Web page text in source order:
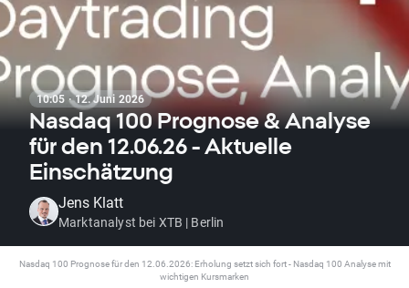
10:05 · 12. Juni 2026
Nasdaq 100 Prognose & Analyse
für den 12.06.26 - Aktuelle
Einschätzung
Jens Klatt
Marktanalyst bei XTB | Berlin
Nasdaq 100 Prognose für den 12.06.2026: Erholung setzt sich fort - Nasdaq 100 Analyse mit
wichtigen Kursmarken